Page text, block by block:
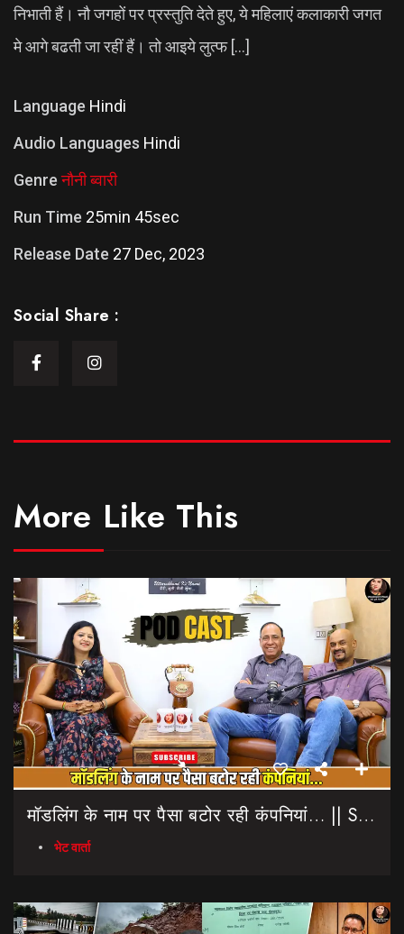
निभाती हैं। नौ जगहों पर प्रस्तुति देते हुए, ये महिलाएं कलाकारी जगत
मे आगे बढती जा रहीं हैं। तो आइये लुत्फ […]
Language Hindi
Audio Languages Hindi
Genre नौनी ब्वारी
Run Time 25min 45sec
Release Date 27 Dec, 2023
Social Share :
More Like This
मॉडलिंग के नाम पर पैसा बटोर रही कंपनियां… || Sinmit Communications || Miss Uttarakhand 2026
भेट वार्ता